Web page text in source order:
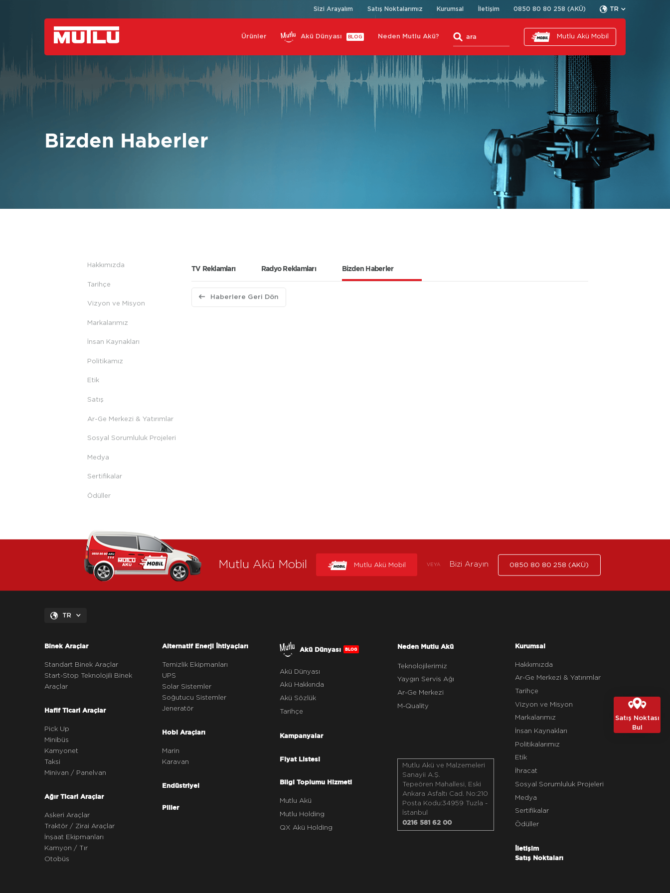
Sizi Arayalım Satış Noktalarımız Kurumsal İletişim 0850 80 80 258 (AKÜ) TR
Ürünler Akü Dünyası BLOG Neden Mutlu Akü? Mutlu Akü Mobil
Satış Noktası
Bul
Bizden Haberler
Hakkımızda
Tarihçe
Vizyon ve Misyon
Markalarımız
İnsan Kaynakları
Politikamız
Etik
Satış
Ar-Ge Merkezi & Yatırımlar
Sosyal Sorumluluk Projeleri
Medya
Sertifikalar
Ödüller
TV Reklamları Radyo Reklamları Bizden Haberler
Haberlere Geri Dön
Mutlu Akü Mobil Mutlu Akü Mobil VEYA Bizi Arayın 0850 80 80 258 (AKÜ)
TR
Binek Araçlar
Standart Binek Araçlar
Start-Stop Teknolojili Binek
Araçlar
Hafif Ticari Araçlar
Pick Up
Minibüs
Kamyonet
Taksi
Minivan / Panelvan
Ağır Ticari Araçlar
Askeri Araçlar
Traktör / Zirai Araçlar
İnşaat Ekipmanları
Kamyon / Tır
Otobüs
Alternatif Enerji İhtiyaçları
Temizlik Ekipmanları
UPS
Solar Sistemler
Soğutucu Sistemler
Jeneratör
Hobi Araçları
Marin
Karavan
Endüstriyel
Piller
Akü Dünyası BLOG
Akü Dünyası
Akü Hakkında
Akü Sözlük
Tarihçe
Kampanyalar
Fiyat Listesi
Bilgi Toplumu Hizmeti
Mutlu Akü
Mutlu Holding
QX Akü Holding
Neden Mutlu Akü
Teknolojilerimiz
Yaygın Servis Ağı
Ar-Ge Merkezi
M-Quality
Mutlu Akü ve Malzemeleri
Sanayii A.Ş.
Tepeören Mahallesi, Eski
Ankara Asfaltı Cad. No:210
Posta Kodu:34959 Tuzla -
İstanbul
0216 581 62 00
Kurumsal
Hakkımızda
Ar-Ge Merkezi & Yatırımlar
Tarihçe
Vizyon ve Misyon
Markalarımız
İnsan Kaynakları
Politikalarımız
Etik
İhracat
Sosyal Sorumluluk Projeleri
Medya
Sertifikalar
Ödüller
İletişim
Satış Noktaları